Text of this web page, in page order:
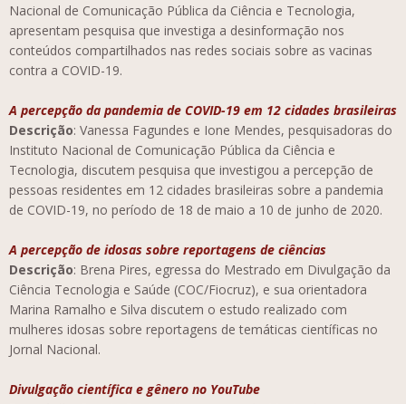
Nacional de Comunicação Pública da Ciência e Tecnologia,
apresentam pesquisa que investiga a desinformação nos
conteúdos compartilhados nas redes sociais sobre as vacinas
contra a COVID-19.
A percepção da pandemia de COVID-19 em 12 cidades brasileiras
Descrição: Vanessa Fagundes e Ione Mendes, pesquisadoras do
Instituto Nacional de Comunicação Pública da Ciência e
Tecnologia, discutem pesquisa que investigou a percepção de
pessoas residentes em 12 cidades brasileiras sobre a pandemia
de COVID-19, no período de 18 de maio a 10 de junho de 2020.
A percepção de idosas sobre reportagens de ciências
Descrição: Brena Pires, egressa do Mestrado em Divulgação da
Ciência Tecnologia e Saúde (COC/Fiocruz), e sua orientadora
Marina Ramalho e Silva discutem o estudo realizado com
mulheres idosas sobre reportagens de temáticas científicas no
Jornal Nacional.
Divulgação científica e gênero no YouTube